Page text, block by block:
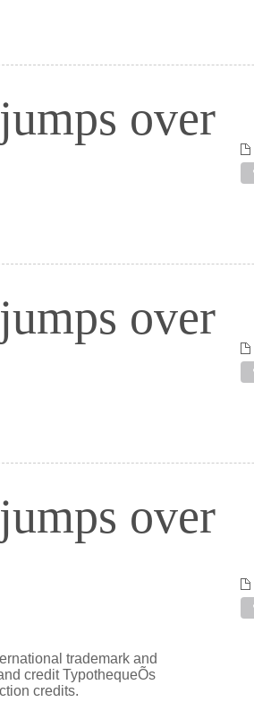
over
over
over
trademark and
credit TypothequeÕs
credits.